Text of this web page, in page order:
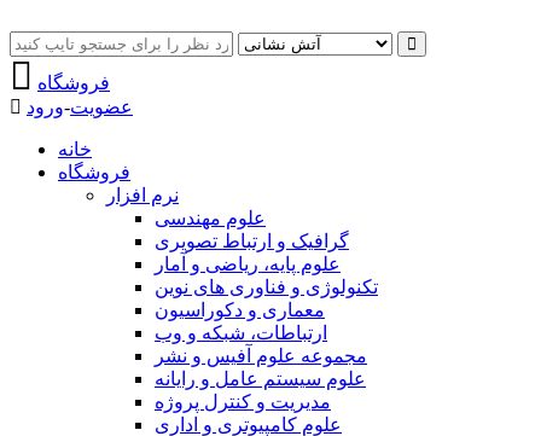
فروشگاه
عضویت-ورود
خانه
فروشگاه
نرم افزار
علوم مهندسی
گرافیک و ارتباط تصویری
علوم پایه، ریاضی و آمار
تکنولوژی و فناوری های نوین
معماری و دکوراسیون
ارتباطات، شبکه و وب
مجموعه علوم آفیس و نشر
علوم سیستم عامل و رایانه
مدیریت و کنترل پروژه
علوم کامپیوتری و اداری